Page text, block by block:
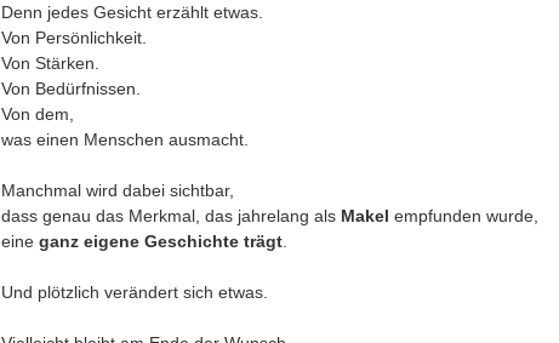
Denn jedes Gesicht erzählt etwas.
Von Persönlichkeit.
Von Stärken.
Von Bedürfnissen.
Von dem,
was einen Menschen ausmacht.
Manchmal wird dabei sichtbar,
dass genau das Merkmal, das jahrelang als Makel empfunden wurde,
eine ganz eigene Geschichte trägt
Und plötzlich verändert sich etwas.